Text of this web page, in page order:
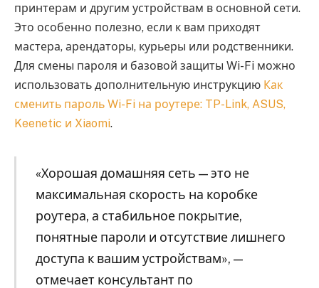
принтерам и другим устройствам в основной сети.
Это особенно полезно, если к вам приходят
мастера, арендаторы, курьеры или родственники.
Для смены пароля и базовой защиты Wi-Fi можно
использовать дополнительную инструкцию Как
сменить пароль Wi-Fi на роутере: TP-Link, ASUS,
Keenetic и Xiaomi.
«Хорошая домашняя сеть — это не
максимальная скорость на коробке
роутера, а стабильное покрытие,
понятные пароли и отсутствие лишнего
доступа к вашим устройствам», —
отмечает консультант по